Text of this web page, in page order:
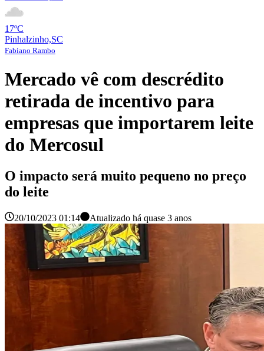
17ºC
Pinhalzinho,SC
Fabiano Rambo
Mercado vê com descrédito
retirada de incentivo para
empresas que importarem leite
do Mercosul
O impacto será muito pequeno no preço
do leite
20/10/2023 01:14 Atualizado há quase 3 anos